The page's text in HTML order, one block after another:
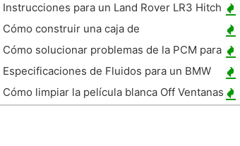
Instrucciones para un Land Rover LR3 Hitch
Cómo construir una caja de
almacenamiento de carga
Cómo solucionar problemas de la PCM para
un Chevy Lumina 1997
Especificaciones de Fluidos para un BMW
Roadster Z3M
Cómo limpiar la película blanca Off Ventanas
teñidas